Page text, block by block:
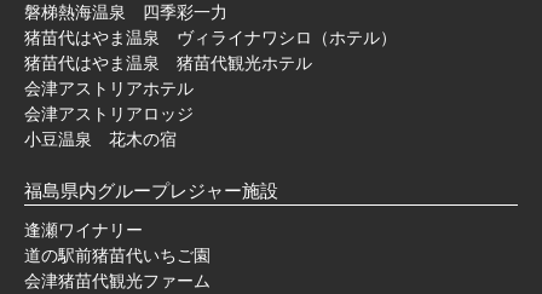
磐梯熱海温泉 四季彩一力
猪苗代はやま温泉 ヴィライナワシロ（ホテル）
猪苗代はやま温泉 猪苗代観光ホテル
会津アストリアホテル
会津アストリアロッジ
小豆温泉 花木の宿
福島県内グループレジャー施設
逢瀬ワイナリー
道の駅前猪苗代いちご園
会津猪苗代観光ファーム